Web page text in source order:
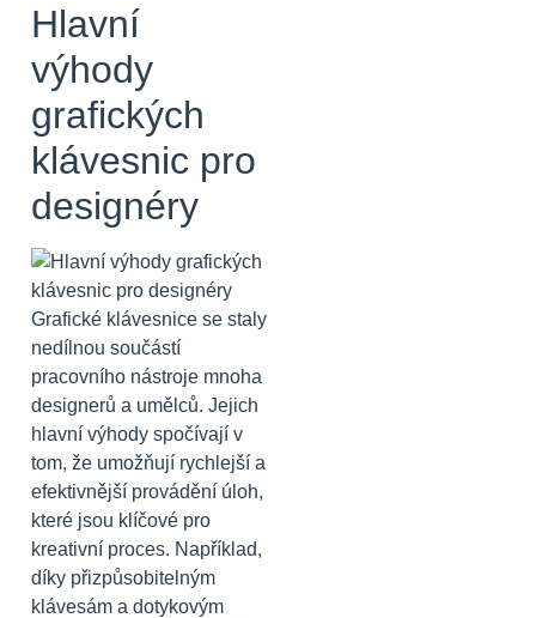
Hlavní
výhody
grafických
klávesnic pro
designéry
Grafické klávesnice se staly
nedílnou součástí
pracovního nástroje mnoha
designerů a umělců. Jejich
hlavní výhody spočívají v
tom, že umožňují rychlejší a
efektivnější provádění úloh,
které jsou klíčové pro
kreativní proces. Například,
díky přizpůsobitelným
klávesám a dotykovým